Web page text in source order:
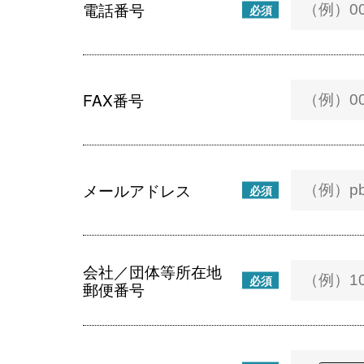
電話番号 必須
FAX番号
メールアドレス 必須
会社／団体等所在地
郵便番号
必須